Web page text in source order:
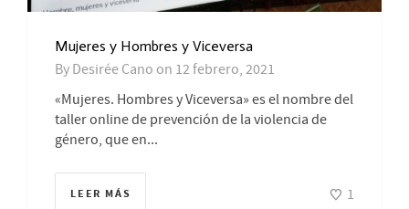
Mujeres y Hombres y Viceversa
By Desirée Cano on 12 febrero, 2021
«Mujeres. Hombres y Viceversa» es el nombre del
taller online de prevención de la violencia de
género, que en...
LEER MÁS 1